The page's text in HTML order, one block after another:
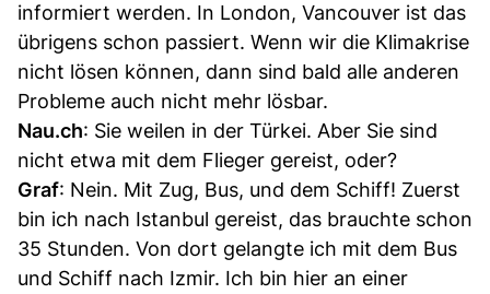
informiert werden. In London, Vancouver ist das
übrigens schon passiert. Wenn wir die Klimakrise
nicht lösen können, dann sind bald alle anderen
Probleme auch nicht mehr lösbar.
Nau.ch: Sie weilen in der Türkei. Aber Sie sind
nicht etwa mit dem Flieger gereist, oder?
Graf: Nein. Mit Zug, Bus, und dem Schiff! Zuerst
bin ich nach Istanbul gereist, das brauchte schon
35 Stunden. Von dort gelangte ich mit dem Bus
und Schiff nach Izmir. Ich bin hier an einer